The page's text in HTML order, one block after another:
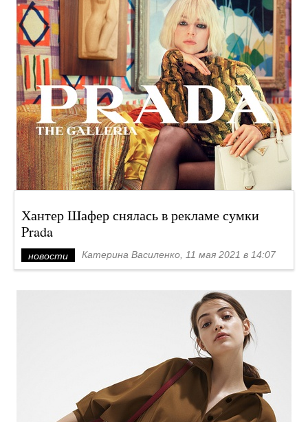
Хантер Шафер снялась в рекламе сумки
Prada
новости Катерина Василенко, 11 мая 2021 в 14:07